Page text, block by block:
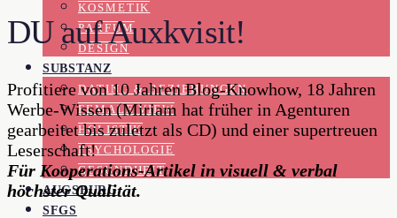
KOSMETIK
PARFUM
DESIGN
SUBSTANZ
DATING & BEZIEHUNGEN
FEMALE VIEW
HOLISTIK
PSYCHOLOGIE
GESUNDHEIT
AUGSBURG
SFGS
DU auf Auxkvisit!
Profitiere von 10 Jahren Blog-Knowhow, 18 Jahren
Werbe-Wissen (Miriam hat früher in Agenturen
gearbeitet bis zuletzt als CD) und einer supertreuen
Leserschaft!
Für Kooperations-Artikel in visuell & verbal
höchster Qualität.